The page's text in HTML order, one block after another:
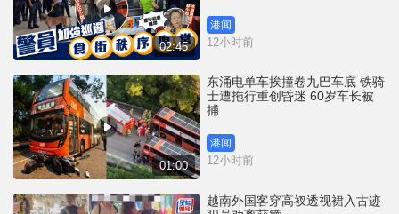
02:45
港闻
12小时前
01:00
东涌电单车挨撞卷九巴车底 铁骑
士遭拖行重创昏迷 60岁车长被
捕
港闻
12小时前
越南外国客穿高衩透视裙入古迹